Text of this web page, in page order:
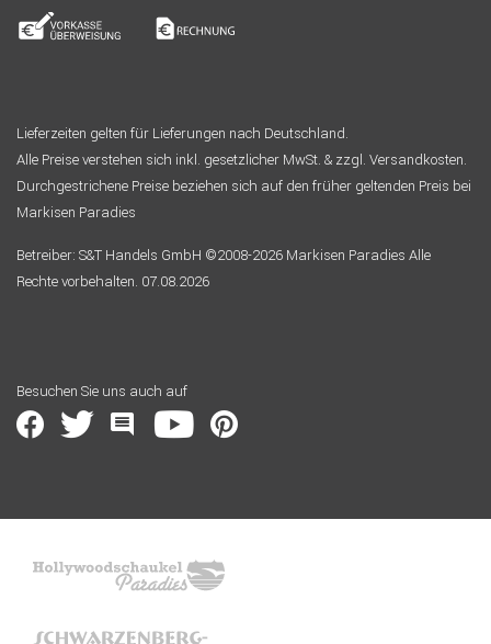
Lieferzeiten gelten für Lieferungen nach Deutschland.
Alle Preise verstehen sich inkl. gesetzlicher MwSt. & zzgl. Versandkosten.
Durchgestrichene Preise beziehen sich auf den früher geltenden Preis bei
Markisen Paradies
Betreiber: S&T Handels GmbH ©2008-2026 Markisen Paradies Alle
Rechte vorbehalten. 07.08.2026
Besuchen Sie uns auch auf